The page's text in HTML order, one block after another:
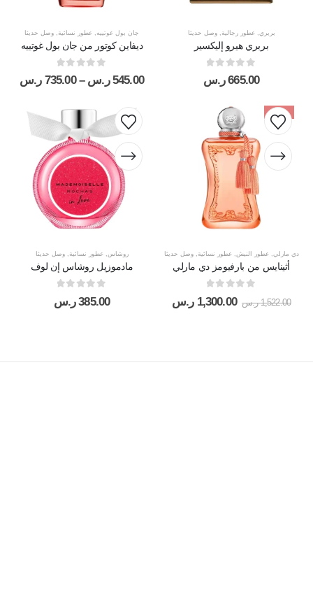
بربري ,عطور رجالية ,وصل حديثا
بربري هيرو إليكسير
0
out of 5
665.00 ر.س
جان بول غوتييه عطور نسائية وصل حديثا
ديفاين كوتور من جان بول غوتييه
545.00 ر.س –
735.00 ر.س
-15%
دي مارلي,عطور النيش,عطور نسائية,وصل حديثا
أثينايس من بارفيومز دي مارلي
1,522.00 ر.س 1,300.00 ر.س
روشاس,عطور نسائية,وصل حديثا
مادموزيل روشاس إن لوف
0
out of 5
385.00 ر.س